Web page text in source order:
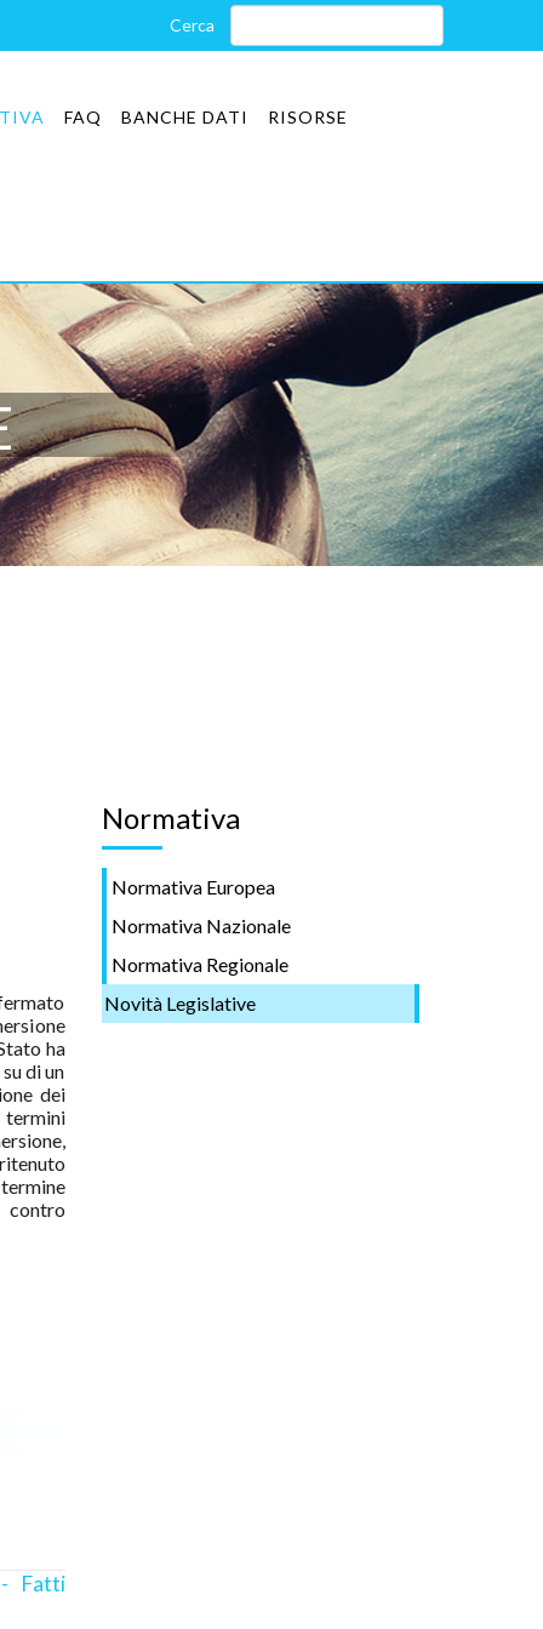
FAQ BANCHE DATI RISORSE
ha
di un
dei
termini
Fatti
Normativa
Normativa Europea
Normativa Nazionale
Normativa Regionale
Novità Legislative